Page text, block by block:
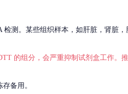
测。某些组织样本，如肝脏，肾脏，
的组分，会严重抑制试剂盒工作。
备用。